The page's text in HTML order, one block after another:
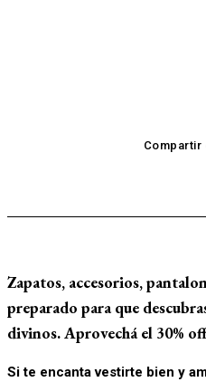
Zapatos, accesorios,
preparado para que
divinos. Aprovechá el 30%
Si te encanta vestirte bien y
Compartir